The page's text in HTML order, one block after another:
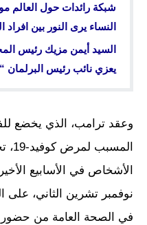
شبكة رائدات حول العالم
النساء يرى النور بين افراد
السيد أيمن مزيك رئيس
يعزي نائب رئيس البرلمان
وعقد ترامب، الذي يخضع
الأشخاص في الأسابيع
نوفمبر تشرين الثاني،
في الصحة العامة من حضور